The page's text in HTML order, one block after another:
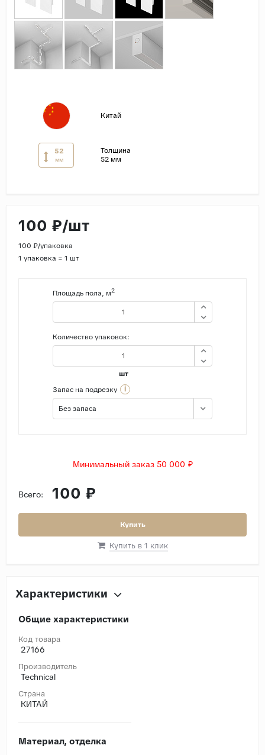
Сатинированная
Китай
52
мм
Толщина
52 мм
100 ₽/шт
100 ₽/упаковка
1 упаковка = 1 шт
Площадь пола, м2
Количество упаковок:
шт
Запас на подрезку
i
Без запаса
Минимальный заказ 50 000 ₽
Всего: 100 ₽
Купить
Купить в 1 клик
Характеристики
Общие характеристики
Код товара
27166
Производитель
Technical
Страна
КИТАЙ
Материал, отделка